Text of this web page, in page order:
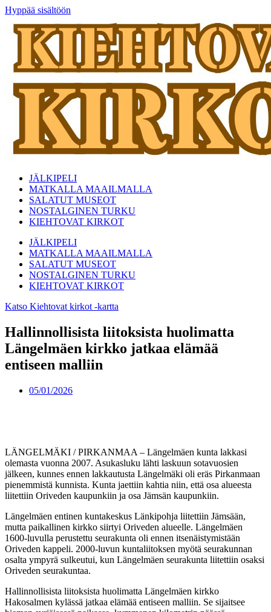
Hyppää sisältöön
JÄLKIPELI
MATKALLA MAAILMALLA
SALATUT MUSEOT
NOSTALGINEN TURKU
KIEHTOVAT KIRKOT
JÄLKIPELI
MATKALLA MAAILMALLA
SALATUT MUSEOT
NOSTALGINEN TURKU
KIEHTOVAT KIRKOT
Katso Kiehtovat kirkot -kartta
Hallinnollisista liitoksista huolimatta
Längelmäen kirkko jatkaa elämää
entiseen malliin
05/01/2026
LÄNGELMÄKI / PIRKANMAA – Längelmäen kunta lakkasi
olemasta vuonna 2007. Asukasluku lähti laskuun sotavuosien
jälkeen, kunnes ennen lakkautusta Längelmäki oli eräs Pirkanmaan
pienemmistä kunnista. Kunta jaettiin kahtia niin, että osa alueesta
liitettiin Oriveden kaupunkiin ja osa Jämsän kaupunkiin.
Längelmäen entinen kuntakeskus Länkipohja liitettiin Jämsään,
mutta paikallinen kirkko siirtyi Oriveden alueelle. Längelmäen
1600-luvulla perustettu seurakunta oli ennen itsenäistymistään
Oriveden kappeli. 2000-luvun kuntaliitoksen myötä seurakunnan
osalta ympyrä sulkeutui, kun Längelmäen seurakunta liitettiin osaksi
Oriveden seurakuntaa.
Hallinnollisista liitoksista huolimatta Längelmäen kirkko
Hakosalmen kylässä jatkaa elämää entiseen malliin. Se sijaitsee